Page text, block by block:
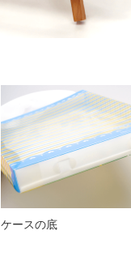
ケースの底